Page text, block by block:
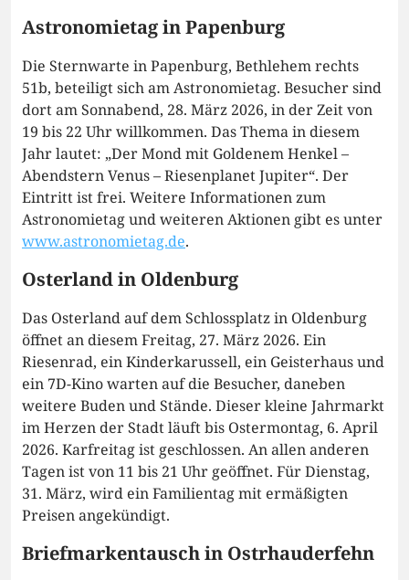
Astronomietag in Papenburg
Die Sternwarte in Papenburg, Bethlehem rechts
51b, beteiligt sich am Astronomietag. Besucher sind
dort am Sonnabend, 28. März 2026, in der Zeit von
19 bis 22 Uhr willkommen. Das Thema in diesem
Jahr lautet: „Der Mond mit Goldenem Henkel –
Abendstern Venus – Riesenplanet Jupiter“. Der
Eintritt ist frei. Weitere Informationen zum
Astronomietag und weiteren Aktionen gibt es unter
www.astronomietag.de.
Osterland in Oldenburg
Das Osterland auf dem Schlossplatz in Oldenburg
öffnet an diesem Freitag, 27. März 2026. Ein
Riesenrad, ein Kinderkarussell, ein Geisterhaus und
ein 7D-Kino warten auf die Besucher, daneben
weitere Buden und Stände. Dieser kleine Jahrmarkt
im Herzen der Stadt läuft bis Ostermontag, 6. April
2026. Karfreitag ist geschlossen. An allen anderen
Tagen ist von 11 bis 21 Uhr geöffnet. Für Dienstag,
31. März, wird ein Familientag mit ermäßigten
Preisen angekündigt.
Briefmarkentausch in Ostrhauderfehn